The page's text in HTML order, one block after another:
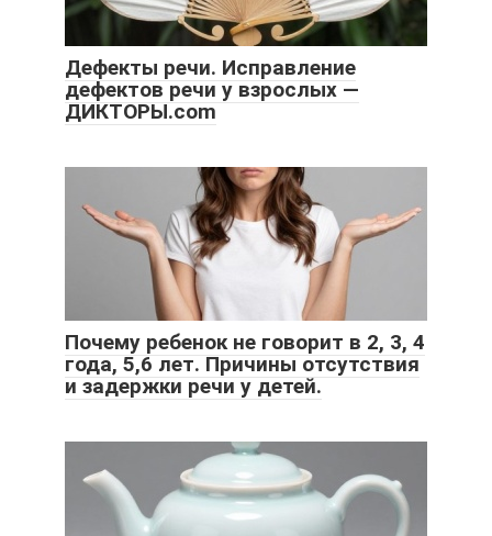
Дефекты речи. Исправление
дефектов речи у взрослых —
ДИКТОРЫ.com
Почему ребенок не говорит в 2, 3, 4
года, 5,6 лет. Причины отсутствия
и задержки речи у детей.